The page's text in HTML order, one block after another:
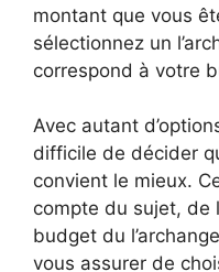
montant que vous
sélectionnez un
correspond à votre
Avec autant
difficile de décider
convient le mieux.
compte du sujet, de
budget du
vous assurer de